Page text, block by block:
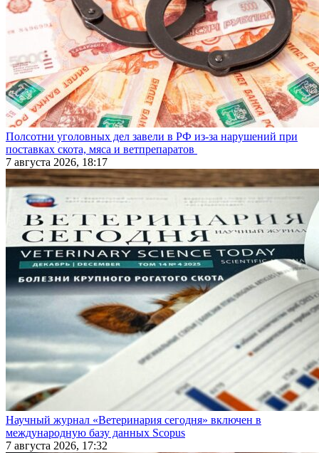
Полсотни уголовных дел завели в РФ из-за нарушений при
поставках скота, мяса и ветпрепаратов
7 августа 2026, 18:17
Научный журнал «Ветеринария сегодня» включен в
международную базу данных Scopus
7 августа 2026, 17:32